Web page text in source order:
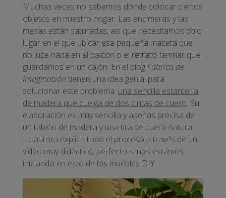
Muchas veces no sabemos dónde colocar ciertos
objetos en nuestro hogar. Las encimeras y las
mesas están saturadas, así que necesitamos otro
lugar en el que ubicar esa pequeña maceta que
no luce nada en el balcón o el retrato familiar que
guardamos en un cajón. En el blog Fábrica de
Imaginación tienen una idea genial para
solucionar este problema: una sencilla estantería
de madera que cuelga de dos cintas de cuero. Su
elaboración es muy sencilla y apenas precisa de
un tablón de madera y una tira de cuero natural.
La autora explica todo el proceso a través de un
vídeo muy didáctico, perfecto si nos estamos
iniciando en esto de los muebles DIY.